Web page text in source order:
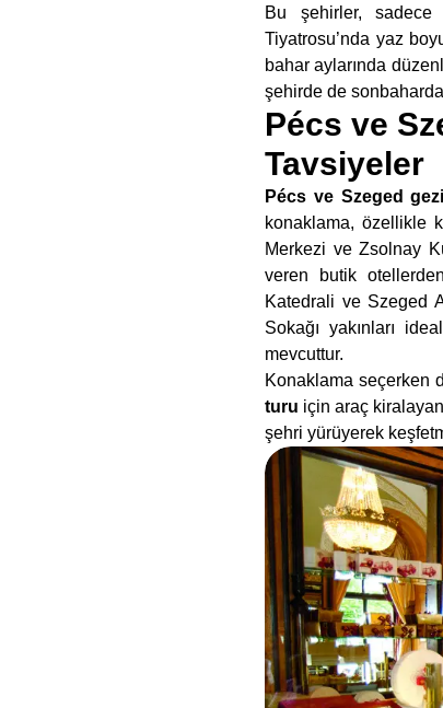
Bu şehirler,
Tiyatrosu’nda yaz
bahar aylarında
şehirde de
Pécs ve
Tavsiyeler
Pécs ve Szeged
konaklama, özellikle
Merkezi ve Zsolnay
veren butik
Katedrali ve Szeged
Sokağı yakınları
mevcuttur.
Konaklama seçerken
turu için araç
şehri yürüyerek